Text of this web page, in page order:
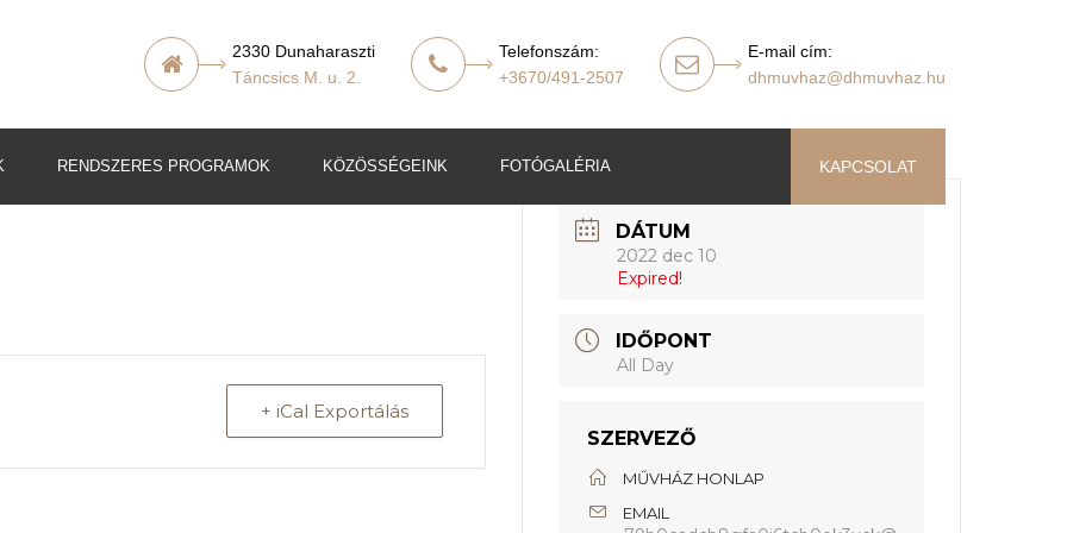
2330 Dunaharaszti
Táncsics M. u. 2.
Telefonszám:
+3670/491-2507
E-mail cím:
dhmuvhaz@dhmuvhaz.hu
RENDSZERES PROGRAMOK KÖZÖSSÉGEINK FOTÓGALÉRIA KAPCSOLAT
+ iCal Exportálás
DÁTUM
2022 dec 10
Expired!
IDŐPONT
All Day
SZERVEZŐ
MŰVHÁZ HONLAP
EMAIL